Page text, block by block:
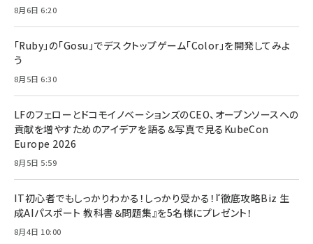
8月6日 6:20
「Ruby」の「Gosu」でデスクトップゲーム「Color」を開発してみよ
う
8月5日 6:30
LFのフェローとドコモイノベーションズのCEO、オープンソースへの
貢献を増やすためのアイデアを語る＆写真で見るKubeCon
Europe 2026
8月5日 5:59
IT初心者でもしっかりわかる！しっかり受かる！『徹底攻略Biz 生
成AIパスポート 教科書＆問題集』を5名様にプレゼント！
8月4日 10:00